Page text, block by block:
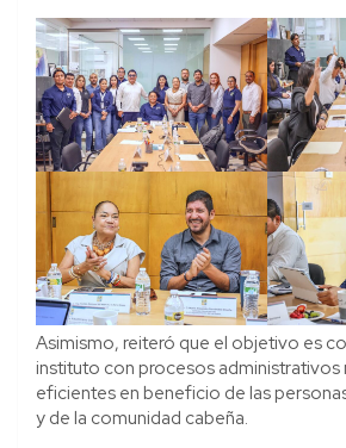
Asimismo, reiteró que el objetivo es
instituto con procesos administrativos
eficientes en beneficio de las
y de la comunidad cabeña.